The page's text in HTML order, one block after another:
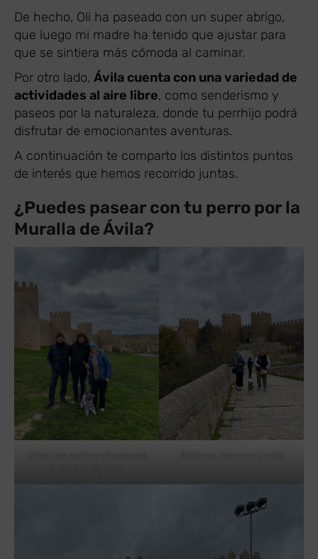
De hecho, Oli ha paseado con un super abrigo,
que luego mi madre ha tenido que ajustar para
que se sintiera más cómoda al caminar.
Por otro lado, Ávila cuenta con una variedad de
actividades al aire libre, como senderismo y
paseos por la naturaleza, donde tu perrhijo podrá
disfrutar de emocionantes aventuras.
A continuación te comparto los distintos puntos
de interés que hemos recorrido juntas.
¿Puedes pasear con tu perro por la
Muralla de Ávila?
Olivia con su tío y abuelos en
la muralla de Ávila
Ávila con perro en un día